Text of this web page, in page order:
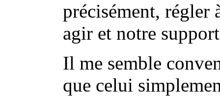
précisément, régler
agir et notre
Il me semble
que celui